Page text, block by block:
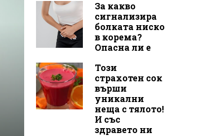
За какво
сигнализира
болката ниско
в корема?
Опасна ли е
Този
страхотен сок
върши
уникални
неща с тялото!
И със
здравето ни